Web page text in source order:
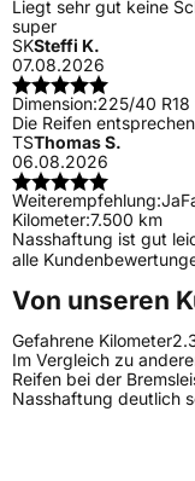
Liegt sehr gut keine
super
SKSteffi K.
07.08.2026
Dimension:225/40
Die Reifen
TSThomas S.
06.08.2026
Weiterempfehlung:Ja
Kilometer:7.500 km
Nasshaftung ist gut
alle
Von unseren
Gefahrene Kilometer
Im Vergleich zu
Reifen bei der
Nasshaftung deutlich